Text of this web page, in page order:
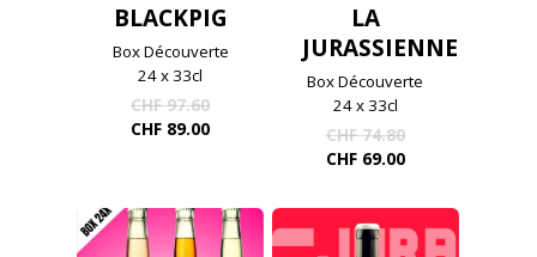
BLACKPIG
Box Découverte
24 x 33cl
CHF97.60Le
prix
CHF 89.00Le
CHF 89.00.
LA
JURASSIENNE
Box Découverte
24 x 33cl
CHF74.80Le
prix
CHF 74.80.
CHF69.00Le
CHF 69.00.